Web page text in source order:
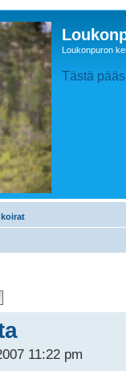
Loukonpuron
Tästä
koirat
11:22 pm